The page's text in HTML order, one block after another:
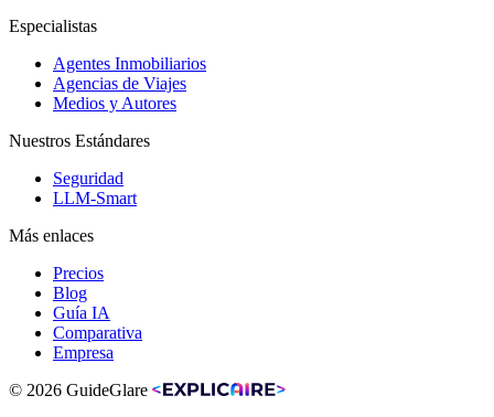
Especialistas
Agentes Inmobiliarios
Agencias de Viajes
Medios y Autores
Nuestros Estándares
Seguridad
LLM-Smart
Más enlaces
Precios
Blog
Guía IA
Comparativa
Empresa
© 2026 GuideGlare